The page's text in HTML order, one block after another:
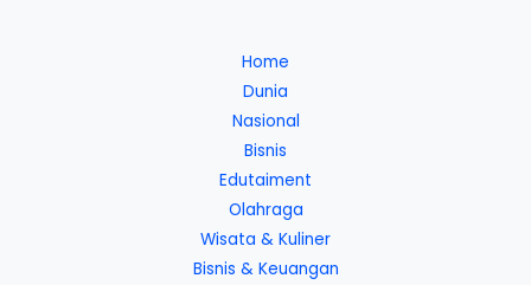
Home
Dunia
Nasional
Bisnis
Edutaiment
Olahraga
Wisata & Kuliner
Bisnis & Keuangan